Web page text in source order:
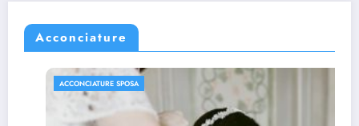
Acconciature
ACCONCIATURE SPOSA